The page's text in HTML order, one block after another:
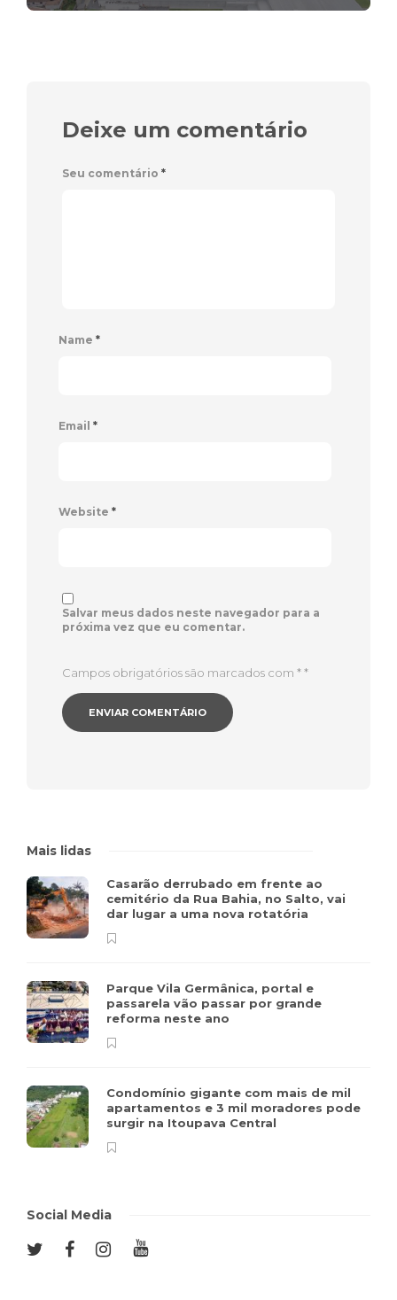
Deixe um comentário
Seu comentário *
Name *
Email *
Website *
Salvar meus dados neste navegador para a
próxima vez que eu comentar.
Campos obrigatórios são marcados com **
Mais lidas
Casarão derrubado em frente ao
cemitério da Rua Bahia, no Salto, vai
dar lugar a uma nova rotatória
Parque Vila Germânica, portal e
passarela vão passar por grande
reforma neste ano
Condomínio gigante com mais de mil
apartamentos e 3 mil moradores pode
surgir na Itoupava Central
Social Media